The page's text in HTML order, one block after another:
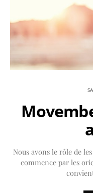
Nous avons le rôle de
commence par les